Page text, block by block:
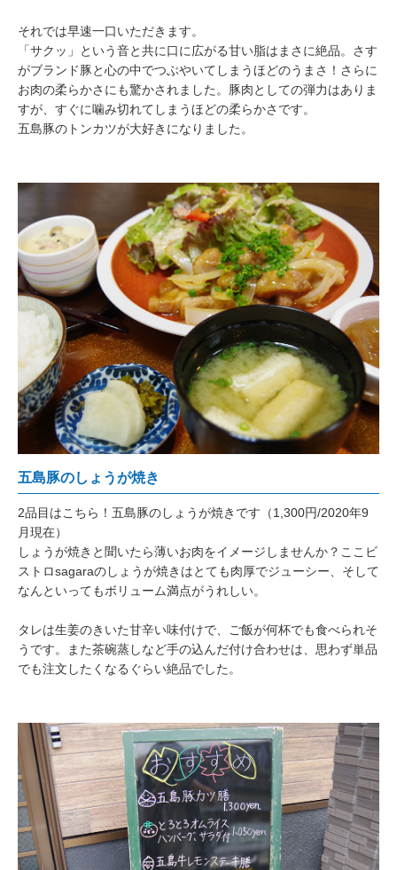
それでは早速一口いただきます。
「サクッ」という音と共に口に広がる甘い脂はまさに絶品。さす
がブランド豚と心の中でつぶやいてしまうほどのうまさ！さらに
お肉の柔らかさにも驚かされました。豚肉としての弾力はありま
すが、すぐに噛み切れてしまうほどの柔らかさです。
五島豚のトンカツが大好きになりました。
五島豚のしょうが焼き
2品目はこちら！五島豚のしょうが焼きです（1,300円/2020年9
月現在）
しょうが焼きと聞いたら薄いお肉をイメージしませんか？ここビ
ストロsagaraのしょうが焼きはとても肉厚でジューシー、そして
なんといってもボリューム満点がうれしい。
タレは生姜のきいた甘辛い味付けで、ご飯が何杯でも食べられそ
うです。また茶碗蒸しなど手の込んだ付け合わせは、思わず単品
でも注文したくなるぐらい絶品でした。